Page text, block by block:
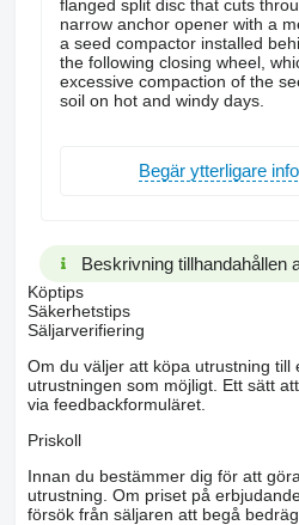
flanged split disc that cuts
narrow anchor opener with a
a seed compactor installed
the following closing wheel,
excessive compaction of the
soil on hot and windy days.
Begär ytterligare
Beskrivning tillhandahållen
Köptips
Säkerhetstips
Säljarverifiering
Om du väljer att köpa utrustning
utrustningen som möjligt. Ett sätt
via feedbackformuläret.
Priskoll
Innan du bestämmer dig för att
utrustning. Om priset på
försök från säljaren att begå